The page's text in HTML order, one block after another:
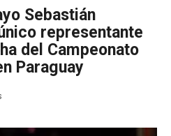
Sebastián
representante
del Campeonato
Paraguay